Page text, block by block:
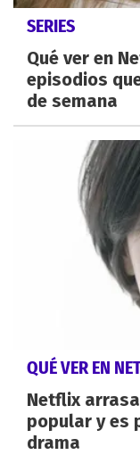
SERIES
Qué ver en
episodios
de semana
QUÉ VER EN
Netflix
popular y es
drama